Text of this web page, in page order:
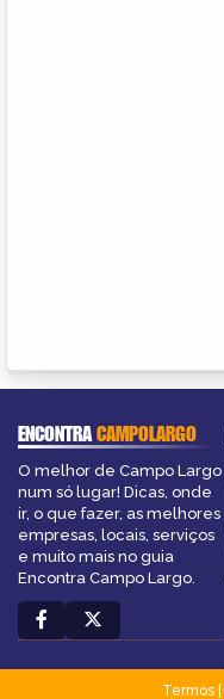
ENCONTRACAMPOLARGO
O melhor de Campo Largo
num só lugar! Dicas, onde
ir, o que fazer, as melhores
empresas, locais, serviços
e muito mais no guia
Encontra Campo Largo.
Termos|